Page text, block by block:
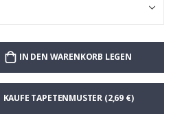
IN DEN WARENKORB LEGEN
KAUFE TAPETENMUSTER (2,69 €)